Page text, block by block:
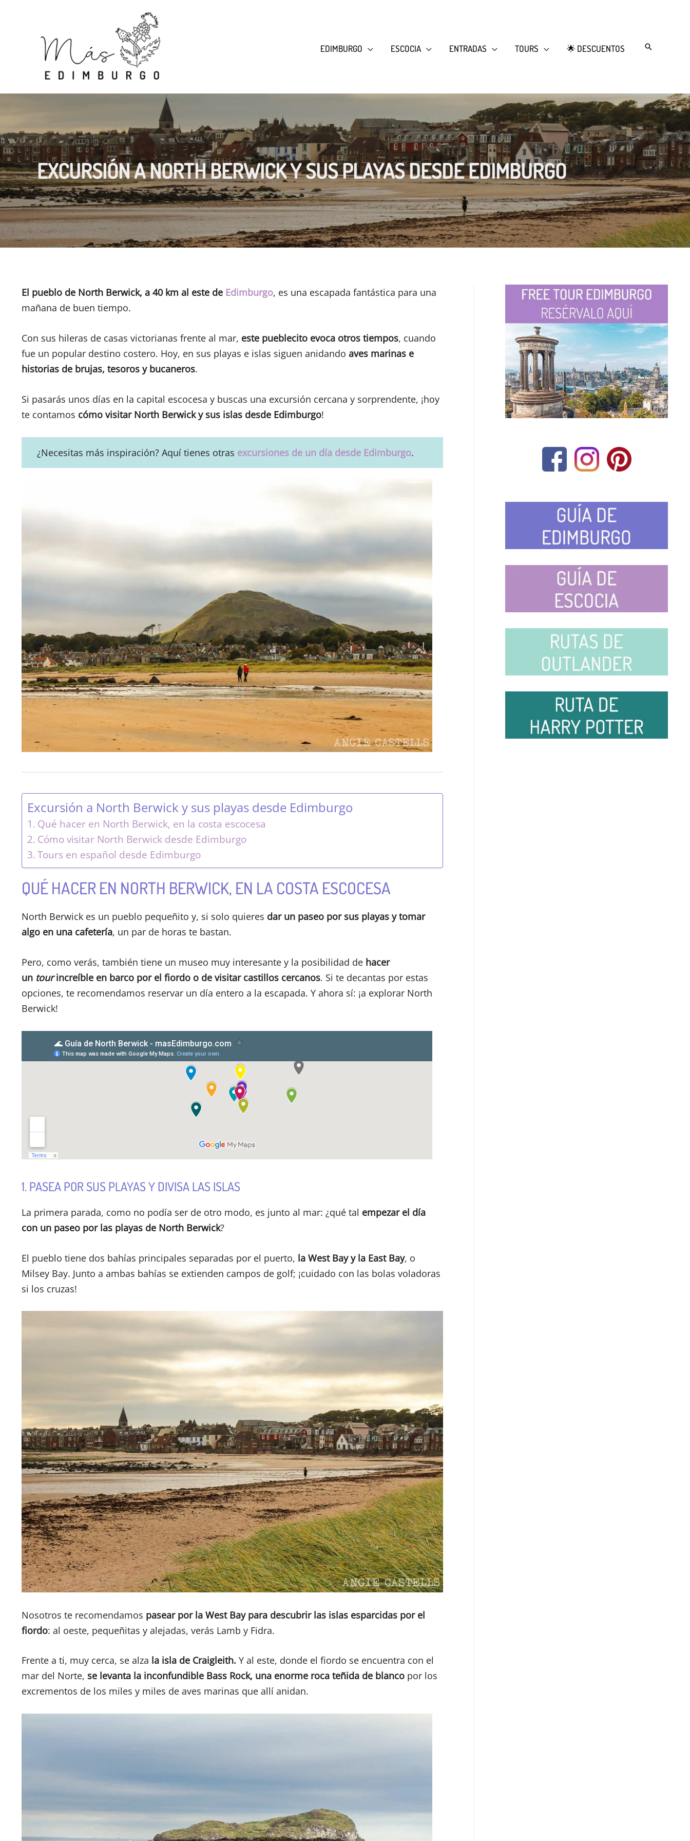
EDIMBURGO ESCOCIA ENTRADAS TOURS 🌟 DESCUENTOS Search
EXCURSIÓN A NORTH BERWICK Y SUS PLAYAS DESDE EDIMBURGO
El pueblo de North Berwick, a 40 km al este de Edimburgo, es una escapada fantástica para una
mañana de buen tiempo.
Con sus hileras de casas victorianas frente al mar, este pueblecito evoca otros tiempos, cuando
fue un popular destino costero. Hoy, en sus playas e islas siguen anidando aves marinas e
historias de brujas, tesoros y bucaneros.
Si pasarás unos días en la capital escocesa y buscas una excursión cercana y sorprendente, ¡hoy
te contamos cómo visitar North Berwick y sus islas desde Edimburgo!
¿Necesitas más inspiración? Aquí tienes otras excursiones de un día desde Edimburgo.
Excursión a North Berwick y sus playas desde Edimburgo
Qué hacer en North Berwick, en la costa escocesa
Cómo visitar North Berwick desde Edimburgo
Tours en español desde Edimburgo
QUÉ HACER EN NORTH BERWICK, EN LA COSTA ESCOCESA
North Berwick es un pueblo pequeñito y, si solo quieres dar un paseo por sus playas y tomar
algo en una cafetería, un par de horas te bastan.
Pero, como verás, también tiene un museo muy interesante y la posibilidad de hacer
un tourincreíble en barco por el fiordo o de visitar castillos cercanos. Si te decantas por estas
opciones, te recomendamos reservar un día entero a la escapada. Y ahora sí: ¡a explorar North
Berwick!
1. PASEA POR SUS PLAYAS Y DIVISA LAS ISLAS
La primera parada, como no podía ser de otro modo, es junto al mar: ¿qué tal empezar el día
con un paseo por las playas de North Berwick?
El pueblo tiene dos bahías principales separadas por el puerto, la West Bay y la East Bay, o
Milsey Bay. Junto a ambas bahías se extienden campos de golf; ¡cuidado con las bolas voladoras
si los cruzas!
Nosotros te recomendamos pasear por la West Bay para descubrir las islas esparcidas por el
fiordo: al oeste, pequeñitas y alejadas, verás Lamb y Fidra.
Frente a ti, muy cerca, se alza la isla de Craigleith. Y al este, donde el fiordo se encuentra con el
mar del Norte, se levanta la inconfundible Bass Rock, una enorme roca teñida de blanco por los
excrementos de los miles y miles de aves marinas que allí anidan.